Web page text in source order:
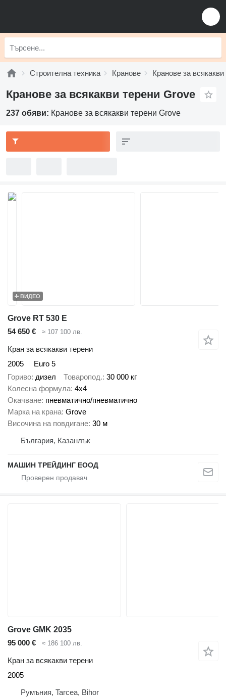
Строителна техника Кранове Кранове за всякакви
Кранове за всякакви терени Grove
237 обяви: Кранове за всякакви терени Grove
ВИДЕО
Grove RT 530 E
54 650 €
≈ 107 100 лв.
Кран за всякакви терени
2005
Euro 5
Гориво дизел Товаропод. 30 000 кг
Колесна формула 4x4
Окачване пневматично/пневматично
Марка на крана Grove
Височина на повдигане 30 м
България, Казанлък
МАШИН ТРЕЙДИНГ ЕООД
Grove GMK 2035
95 000 €
≈ 186 100 лв.
Кран за всякакви терени
2005
Румъния, Tarcea, Bihor